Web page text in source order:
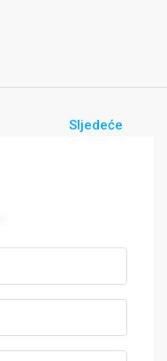
Sljedeće